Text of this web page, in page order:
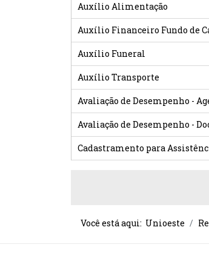
Auxílio Alimentação
Auxílio Financeiro Fundo de
Auxílio Funeral
Auxílio Transporte
Avaliação de Desempenho -
Avaliação de Desempenho -
Cadastramento para
Você está aqui: Unioeste